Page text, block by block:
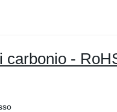
carbonio -